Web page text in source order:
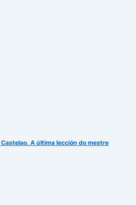
A última lección do mestre